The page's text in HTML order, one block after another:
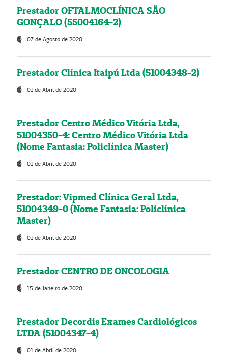
Prestador OFTALMOCLÍNICA SÃO
GONÇALO (55004164-2)
07 de Agosto de 2020
Prestador Clínica Itaipú Ltda (51004348-2)
01 de Abril de 2020
Prestador Centro Médico Vitória Ltda,
51004350-4: Centro Médico Vitória Ltda
(Nome Fantasia: Policlínica Master)
01 de Abril de 2020
Prestador: Vipmed Clínica Geral Ltda,
51004349-0 (Nome Fantasia: Policlínica
Master)
01 de Abril de 2020
Prestador CENTRO DE ONCOLOGIA
15 de Janeiro de 2020
Prestador Decordis Exames Cardiológicos
LTDA (51004347-4)
01 de Abril de 2020